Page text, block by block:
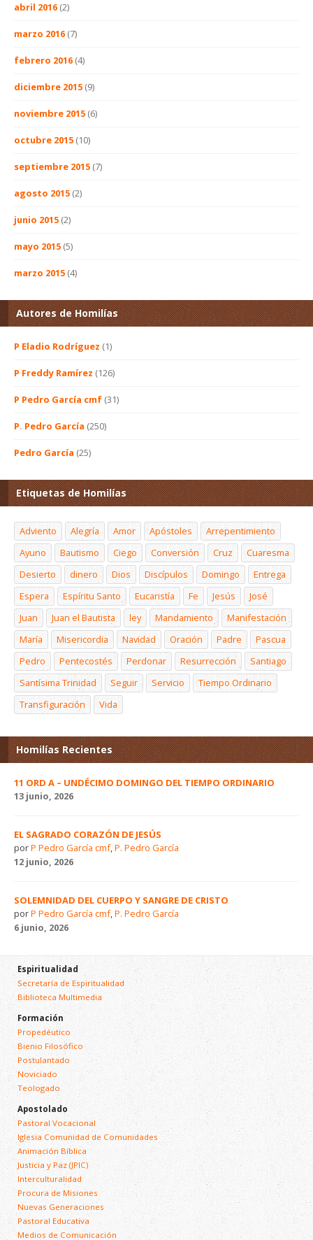
abril 2016 (2)
marzo 2016 (7)
febrero 2016 (4)
diciembre 2015 (9)
noviembre 2015 (6)
octubre 2015 (10)
septiembre 2015 (7)
agosto 2015 (2)
junio 2015 (2)
mayo 2015 (5)
marzo 2015 (4)
Autores de Homilías
P Eladio Rodríguez (1)
P Freddy Ramírez (126)
P Pedro García cmf (31)
P. Pedro García (250)
Pedro García (25)
Etiquetas de Homilías
Adviento Alegría Amor Apóstoles
Arrepentimiento
Ayuno
Bautismo Ciego Conversión Cruz
Cuaresma
Desierto
dinero Dios Discípulos Domingo
Entrega
Espera
Espíritu Santo Eucaristía Fe Jesús
José
Juan
Juan el Bautista ley Mandamiento
Manifestación
María
Misericordia Navidad Oración Padre
Pascua
Pedro
Pentecostés Perdonar Resurrección
Santiago
Santísima Trinidad
Seguir Servicio
Tiempo Ordinario
Transfiguración
Vida
Homilías Recientes
11 ORD A – UNDÉCIMO DOMINGO DEL TIEMPO ORDINARIO
13 junio, 2026
EL SAGRADO CORAZÓN DE JESÚS
porP Pedro García cmf,P. Pedro García
12 junio, 2026
SOLEMNIDAD DEL CUERPO Y SANGRE DE CRISTO
porP Pedro García cmf,P. Pedro García
6 junio, 2026
Espiritualidad
Secretaría de Espiritualidad
Biblioteca Multimedia
Formación
Propedéutico
Bienio Filosófico
Postulantado
Noviciado
Teologado
Apostolado
Pastoral Vocacional
Iglesia Comunidad de Comunidades
Animación Bíblica
Justicia y Paz (JPIC)
Interculturalidad
Procura de Misiones
Nuevas Generaciones
Pastoral Educativa
Medios de Comunicación